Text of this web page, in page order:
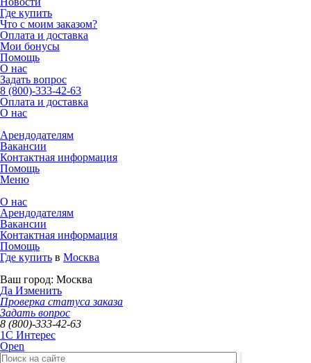
Где купить
Что с моим заказом?
Оплата и доставка
Мои бонусы
Помощь
О нас
Задать вопрос
8 (800)-333-42-63
Оплата и доставка
О нас
Арендодателям
Вакансии
Контактная информация
Помощь
Меню
О нас
Арендодателям
Вакансии
Контактная информация
Помощь
Где купить в Москва
Ваш город: Москва
Да Изменить
Проверка статуса заказа
Задать вопрос
8 (800)-333-42-63
1C Интерес
Open